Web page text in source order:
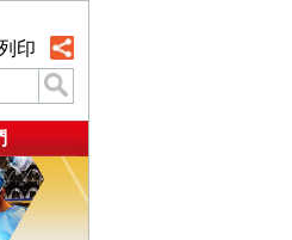
印